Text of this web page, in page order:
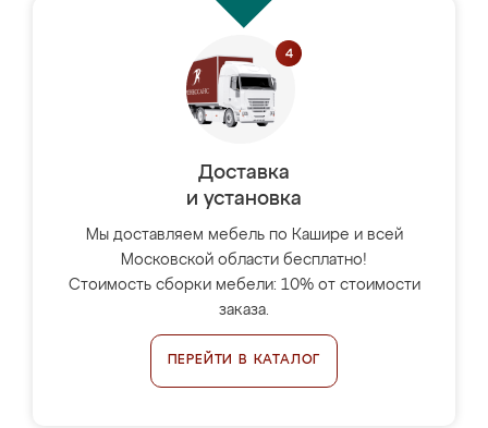
Доставка
и установка
Мы доставляем мебель по Кашире и всей
Московской области бесплатно!
Стоимость сборки мебели: 10% от стоимости
заказа.
ПЕРЕЙТИ В КАТАЛОГ